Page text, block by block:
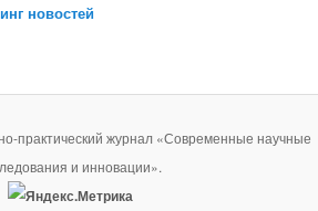
новостей
практический журнал «Современные научные
и инновации».